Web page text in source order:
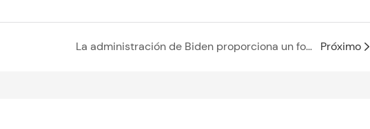
La administración de Biden proporciona un fondo de mil millones de dólares para que los pequeños fabricantes de automóviles impulsen la transición a los vehículos eléctricos Próximo